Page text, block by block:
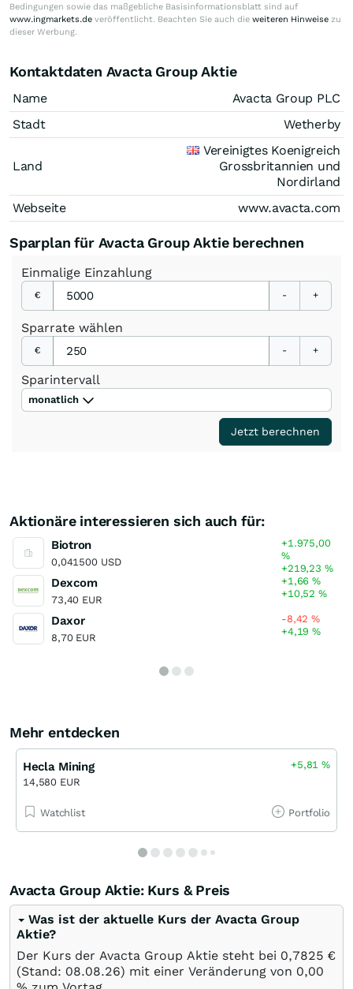
Bedingungen sowie das maßgebliche Basisinformationsblatt sind auf
www.ingmarkets.de veröffentlicht. Beachten Sie auch die weiteren Hinweise zu
dieser Werbung.
Kontaktdaten Avacta Group Aktie
Name
Avacta Group PLC
Stadt
Wetherby
Land
Vereinigtes Koenigreich
Grossbritannien und
Nordirland
Webseite
www.avacta.com
Sparplan für Avacta Group Aktie berechnen
Einmalige Einzahlung
€ - +
Sparrate wählen
€ - +
Sparintervall
monatlich
Jetzt berechnen
Aktionäre interessieren sich auch für:
Biotron
0,041500 USD
+1.975,00
%
+219,23 %
Dexcom
73,40 EUR
+1,66%
+10,52%
Daxor
8,70 EUR
-8,42%
+4,19%
Mehr entdecken
Hecla Mining
14,580 EUR
+5,81%
Watchlist Portfolio
Avacta Group Aktie: Kurs & Preis
Was ist der aktuelle Kurs der Avacta Group
Aktie?
Der Kurs der Avacta Group Aktie steht bei 0,7825 €
(Stand: 08.08.26) mit einer Veränderung von 0,00